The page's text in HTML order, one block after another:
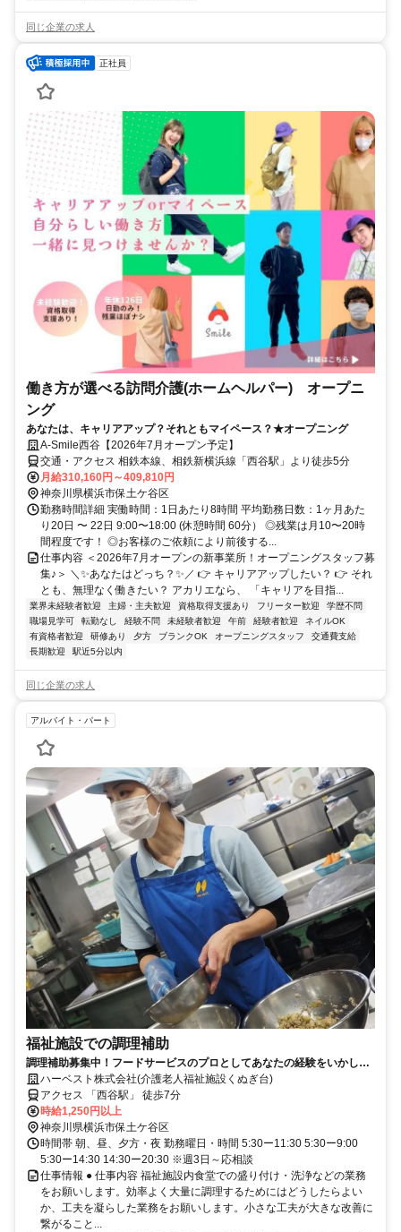
同じ企業の求人
正社員
働き方が選べる訪問介護(ホームヘルパー) オープニ
ング
あなたは、キャリアアップ？それともマイペース？★オープニング
A-Smile西谷【2026年7月オープン予定】
交通・アクセス 相鉄本線、相鉄新横浜線「西谷駅」より徒歩5分
月給310,160円～409,810円
神奈川県横浜市保土ケ谷区
勤務時間詳細 実働時間：1日あたり8時間 平均勤務日数：1ヶ月あた
り20日 〜 22日 9:00〜18:00 (休憩時間 60分） ◎残業は月10〜20時
間程度です！ ◎お客様のご依頼により前後する...
仕事内容 ＜2026年7月オープンの新事業所！オープニングスタッフ募
集♪＞ ＼✨あなたはどっち？✨／ 👉 キャリアアップしたい？ 👉 それ
とも、無理なく働きたい？ アカリエなら、 「キャリアを目指...
業界未経験者歓迎 主婦・主夫歓迎 資格取得支援あり フリーター歓迎
学歴不問
職場見学可
転勤なし 経験不問 未経験者歓迎 午前 経験者歓迎
ネイルOK
有資格者歓迎
研修あり 夕方 ブランクOK オープニングスタッフ
交通費支給
長期歓迎
駅近5分以内
同じ企業の求人
アルバイト・パート
福祉施設での調理補助
調理補助募集中！フードサービスのプロとしてあなたの経験をいかして
ください♪
ハーベスト株式会社(介護老人福祉施設くぬぎ台)
アクセス 「西谷駅」 徒歩7分
時給1,250円以上
神奈川県横浜市保土ケ谷区
時間帯 朝、昼、夕方・夜 勤務曜日・時間 5:30ー11:30 5:30ー9:00
5:30ー14:30 14:30ー20:30 ※週3日～応相談
仕事情報 ● 仕事内容 福祉施設内食堂での盛り付け・洗浄などの業務
をお願いします。効率よく大量に調理するためにはどうしたらよい
か、工夫を凝らした業務をお願いします。小さな工夫が大きな改善に
繋がること...